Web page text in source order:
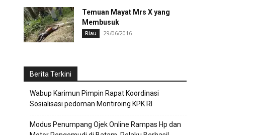
Temuan Mayat Mrs X yang
Membusuk
Riau 29/06/2016
Berita Terkini
Wabup Karimun Pimpin Rapat Koordinasi
Sosialisasi pedoman Montiroing KPK RI
Modus Penumpang Ojek Online Rampas Hp dan